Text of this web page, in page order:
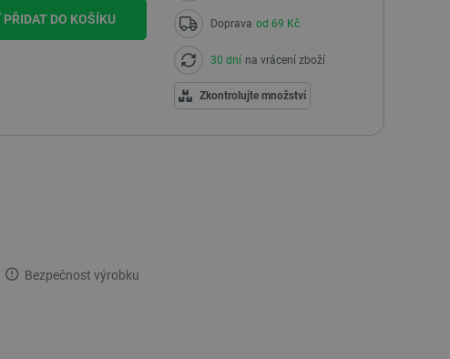
PŘIDAT DO KOŠÍKU Doprava od 69 Kč
30 dní na vrácení zboží
Zkontrolujte množství
Bezpečnost výrobku